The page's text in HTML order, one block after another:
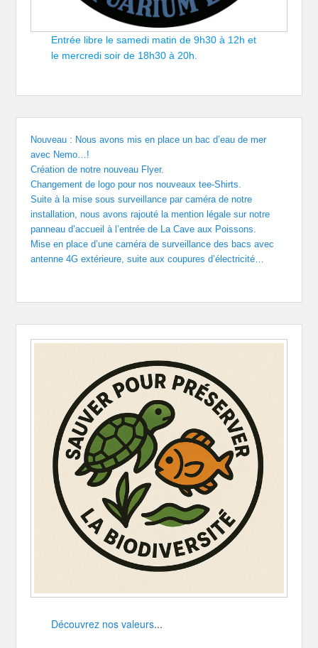
Entrée libre le samedi matin de 9h30 à 12h et
le mercredi soir de 18h30 à 20h.
Nouveau : Nous avons mis en place un bac d’eau de mer
avec Nemo…!
Création de notre nouveau Flyer.
Changement de logo pour nos nouveaux tee-Shirts.
Suite à la mise sous surveillance par caméra de notre
installation, nous avons rajouté la mention légale sur notre
panneau d’accueil à l’entrée de La Cave aux Poissons.
Mise en place d’une caméra de surveillance des bacs avec
antenne 4G extérieure, suite aux coupures d’électricité…
Découvrez nos valeurs...